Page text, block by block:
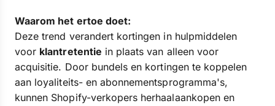
Waarom het ertoe doet:
Deze trend verandert kortingen in hulpmiddelen
voor klantretentie in plaats van alleen voor
acquisitie. Door bundels en kortingen te koppelen
aan loyaliteits- en abonnementsprogramma's,
kunnen Shopify-verkopers herhaalaankopen en